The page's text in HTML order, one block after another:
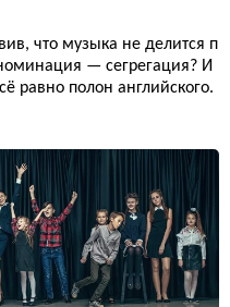
что музыка не делится п
— сегрегация? И
равно полон английского.